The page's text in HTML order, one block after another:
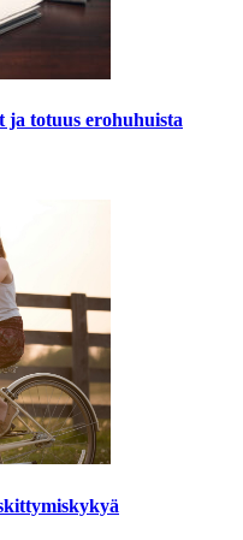
totuus erohuhuista